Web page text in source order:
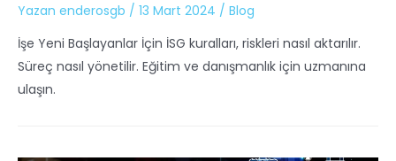
Yazan enderosgb / 13 Mart 2024 / Blog
İşe Yeni Başlayanlar İçin İSG kuralları, riskleri nasıl aktarılır.
Süreç nasıl yönetilir. Eğitim ve danışmanlık için uzmanına
ulaşın.